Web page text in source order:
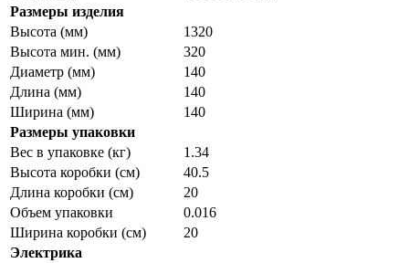
Размеры изделия
Высота (мм)
1320
Высота мин. (мм)
320
Диаметр (мм)
140
Длина (мм)
140
Ширина (мм)
140
Размеры упаковки
Вес в упаковке (кг)
1.34
Высота коробки (см)
40.5
Длина коробки (см)
20
Объем упаковки
0.016
Ширина коробки (см)
20
Электрика